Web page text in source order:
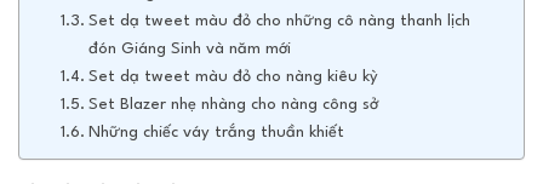
Set dạ tweet màu đỏ cho những cô nàng thanh lịch
đón Giáng Sinh và năm mới
Set dạ tweet màu đỏ cho nàng kiêu kỳ
Set Blazer nhẹ nhàng cho nàng công sở
Những chiếc váy trắng thuần khiết